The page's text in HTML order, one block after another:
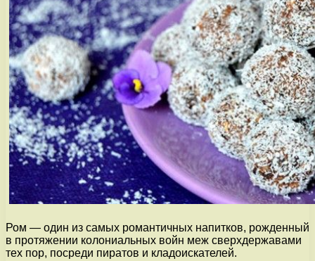
Ром — один из самых романтичных напитков, рожденный
в протяжении колониальных войн меж сверхдержавами
тех пор, посреди пиратов и кладоискателей.